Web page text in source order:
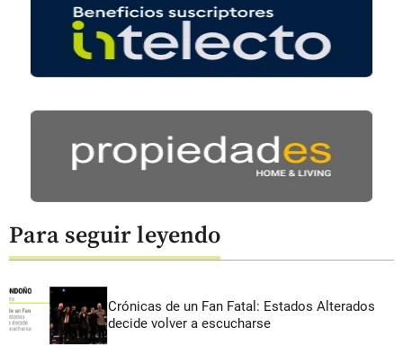
Para seguir leyendo
Crónicas de un Fan Fatal: Estados Alterados
decide volver a escucharse